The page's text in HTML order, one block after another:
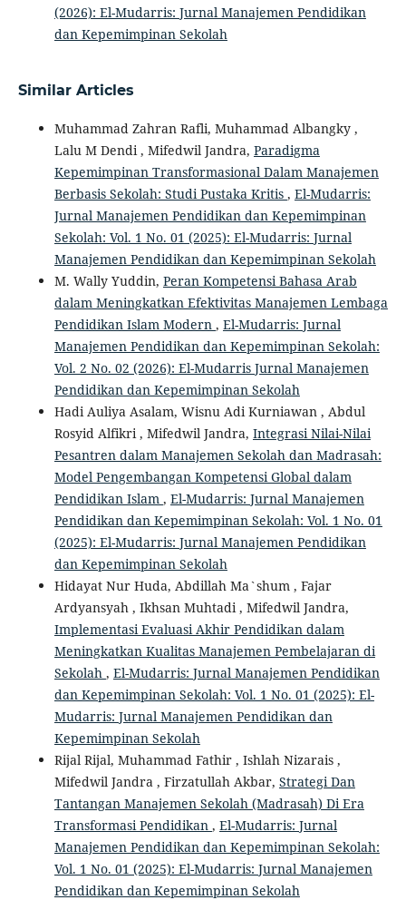
(2026): El-Mudarris: Jurnal Manajemen Pendidikan
dan Kepemimpinan Sekolah
Similar Articles
Muhammad Zahran Rafli, Muhammad Albangky ,
Lalu M Dendi , Mifedwil Jandra, Paradigma
Kepemimpinan Transformasional Dalam Manajemen
Berbasis Sekolah: Studi Pustaka Kritis , El-Mudarris:
Jurnal Manajemen Pendidikan dan Kepemimpinan
Sekolah: Vol. 1 No. 01 (2025): El-Mudarris: Jurnal
Manajemen Pendidikan dan Kepemimpinan Sekolah
M. Wally Yuddin, Peran Kompetensi Bahasa Arab
dalam Meningkatkan Efektivitas Manajemen Lembaga
Pendidikan Islam Modern , El-Mudarris: Jurnal
Manajemen Pendidikan dan Kepemimpinan Sekolah:
Vol. 2 No. 02 (2026): El-Mudarris Jurnal Manajemen
Pendidikan dan Kepemimpinan Sekolah
Hadi Auliya Asalam, Wisnu Adi Kurniawan , Abdul
Rosyid Alfikri , Mifedwil Jandra, Integrasi Nilai-Nilai
Pesantren dalam Manajemen Sekolah dan Madrasah:
Model Pengembangan Kompetensi Global dalam
Pendidikan Islam , El-Mudarris: Jurnal Manajemen
Pendidikan dan Kepemimpinan Sekolah: Vol. 1 No. 01
(2025): El-Mudarris: Jurnal Manajemen Pendidikan
dan Kepemimpinan Sekolah
Hidayat Nur Huda, Abdillah Ma`shum , Fajar
Ardyansyah , Ikhsan Muhtadi , Mifedwil Jandra,
Implementasi Evaluasi Akhir Pendidikan dalam
Meningkatkan Kualitas Manajemen Pembelajaran di
Sekolah , El-Mudarris: Jurnal Manajemen Pendidikan
dan Kepemimpinan Sekolah: Vol. 1 No. 01 (2025): El-
Mudarris: Jurnal Manajemen Pendidikan dan
Kepemimpinan Sekolah
Rijal Rijal, Muhammad Fathir , Ishlah Nizarais ,
Mifedwil Jandra , Firzatullah Akbar, Strategi Dan
Tantangan Manajemen Sekolah (Madrasah) Di Era
Transformasi Pendidikan , El-Mudarris: Jurnal
Manajemen Pendidikan dan Kepemimpinan Sekolah:
Vol. 1 No. 01 (2025): El-Mudarris: Jurnal Manajemen
Pendidikan dan Kepemimpinan Sekolah